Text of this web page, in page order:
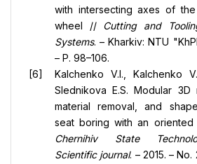
with intersecting axes of
wheel // Cutting and
Systems. – Kharkiv: NTU
– P. 98–106.
Kalchenko V.I., Kalchenko
Slednikova E.S. Modular 3D
material removal, and
seat boring with an
Chernihiv State
Scientific journal. – 2015. –